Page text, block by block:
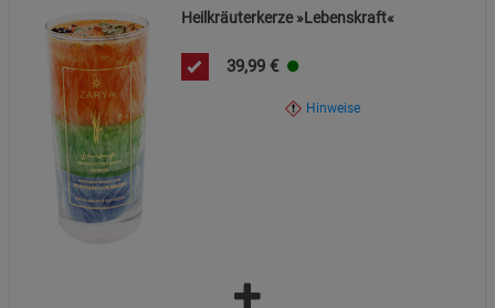
Heilkräuterkerze »Lebenskraft«
39,99 €
Hinweise